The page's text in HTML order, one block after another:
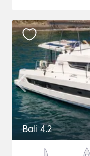
Bali 4.2